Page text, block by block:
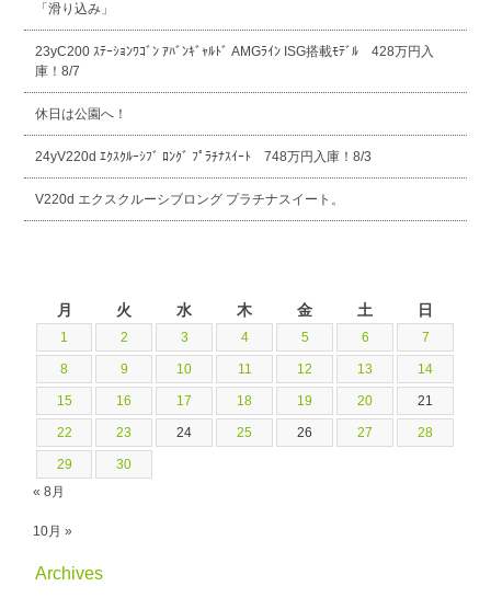
「滑り込み」
23yC200 ｽﾃｰｼｮﾝﾜｺﾞﾝ ｱﾊﾞﾝｷﾞｬﾙﾄﾞ AMGﾗｲﾝ ISG搭載ﾓﾃﾞﾙ 428万円入
庫！8/7
休日は公園へ！
24yV220d ｴｸｽｸﾙｰｼﾌﾞ ﾛﾝｸﾞ ﾌﾟﾗﾁﾅｽｲｰﾄ 748万円入庫！8/3
V220d エクスクルーシブロング プラチナスイート。
月 火 水 木 金 土 日
1 2 3 4 5 6 7
8 9 10 11 12 13 14
15 16 17 18 19 20 21
22 23 24 25 26 27 28
29
30
« 8月
10月 »
Archives